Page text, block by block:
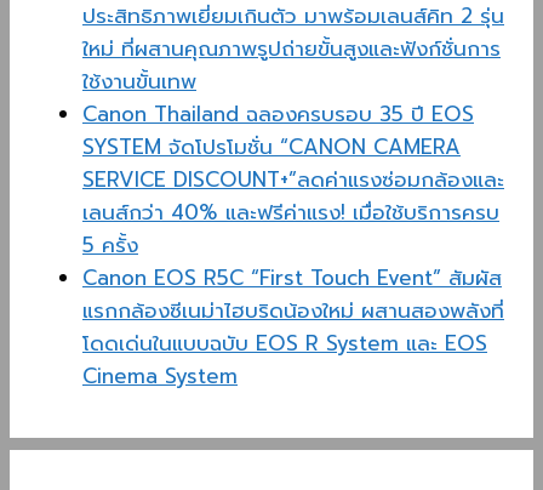
ประสิทธิภาพเยี่ยมเกินตัว มาพร้อมเลนส์คิท 2 รุ่น
ใหม่ ที่ผสานคุณภาพรูปถ่ายขั้นสูงและฟังก์ชั่นการ
ใช้งานขั้นเทพ
Canon Thailand ฉลองครบรอบ 35 ปี EOS
SYSTEM จัดโปรโมชั่น “CANON CAMERA
SERVICE DISCOUNT+”ลดค่าแรงซ่อมกล้องและ
เลนส์กว่า 40% และฟรีค่าแรง! เมื่อใช้บริการครบ
5 ครั้ง
Canon EOS R5C “First Touch Event” สัมผัส
แรกกล้องซีเนม่าไฮบริดน้องใหม่ ผสานสองพลังที่
โดดเด่นในแบบฉบับ EOS R System และ EOS
Cinema System